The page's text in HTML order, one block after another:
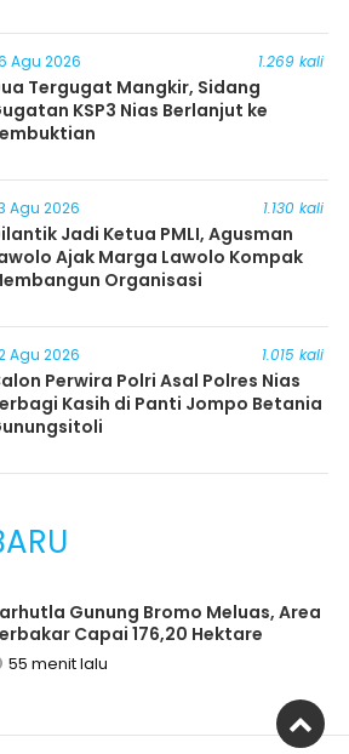
Agu 2026 1.269 kali
Tergugat Mangkir, Sidang
KSP3 Nias Berlanjut ke
Agu 2026 1.130 kali
Jadi Ketua PMLI, Agusman
Ajak Marga Lawolo Kompak
Organisasi
Agu 2026 1.015 kali
Perwira Polri Asal Polres Nias
Kasih di Panti Jompo Betania
Gunung Bromo Meluas, Area
Capai 176,20 Hektare
55 menit lalu